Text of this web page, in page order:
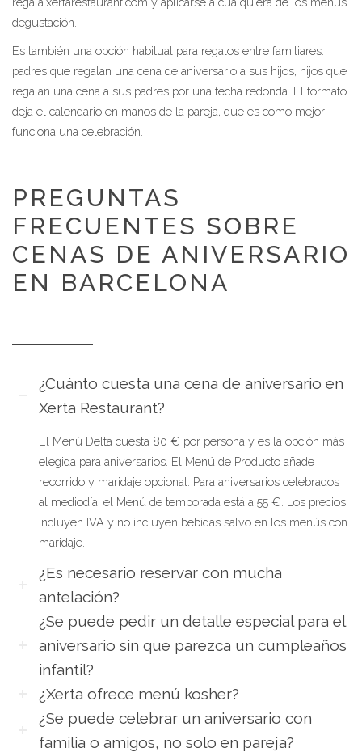
degustación.
Es también una opción habitual para regalos entre familiares:
padres que regalan una cena de aniversario a sus hijos, hijos que
regalan una cena a sus padres por una fecha redonda. El formato
deja el calendario en manos de la pareja, que es como mejor
funciona una celebración.
PREGUNTAS
FRECUENTES SOBRE
CENAS DE ANIVERSARIO
EN BARCELONA
¿Cuánto cuesta una cena de aniversario en
Xerta Restaurant?
El Menú Delta cuesta 80 € por persona y es la opción más
elegida para aniversarios. El Menú de Producto añade
recorrido y maridaje opcional. Para aniversarios celebrados
al mediodía, el Menú de temporada está a 55 €. Los precios
incluyen IVA y no incluyen bebidas salvo en los menús con
maridaje.
¿Es necesario reservar con mucha
antelación?
¿Se puede pedir un detalle especial para el
aniversario sin que parezca un cumpleaños
infantil?
¿Xerta ofrece menú kosher?
¿Se puede celebrar un aniversario con
familia o amigos, no solo en pareja?